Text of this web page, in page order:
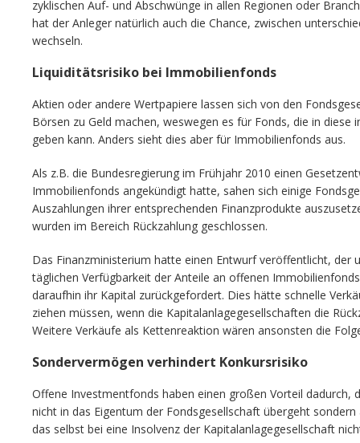
zyklischen Auf- und Abschwünge in allen Regionen oder
hat der Anleger natürlich auch die Chance, zwischen
wechseln.
Liquiditätsrisiko bei Immobilienfonds
Aktien oder andere Wertpapiere lassen sich von den
Börsen zu Geld machen, weswegen es für Fonds, die in diese
geben kann. Anders sieht dies aber für Immobilienfonds aus.
Als z.B. die Bundesregierung im Frühjahr 2010 einen
Immobilienfonds angekündigt hatte, sahen sich einige
Auszahlungen ihrer entsprechenden Finanzprodukte
wurden im Bereich Rückzahlung geschlossen.
Das Finanzministerium hatte einen Entwurf veröffentlicht, der
täglichen Verfügbarkeit der Anteile an offenen
daraufhin ihr Kapital zurückgefordert. Dies hätte schnelle
ziehen müssen, wenn die Kapitalanlagegesellschaften die
Weitere Verkäufe als Kettenreaktion wären ansonsten die
Sondervermögen verhindert Konkursrisiko
Offene Investmentfonds haben einen großen Vorteil dadurch,
nicht in das Eigentum der Fondsgesellschaft übergeht
das selbst bei eine Insolvenz der Kapitalanlagegesellschaft